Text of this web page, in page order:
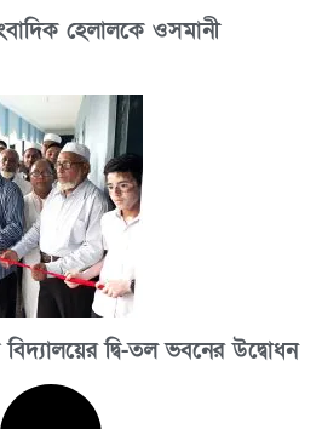
হেলালকে ওসমানী
বিদ্যালয়ের দ্বি-তল ভবনের উদ্বোধন